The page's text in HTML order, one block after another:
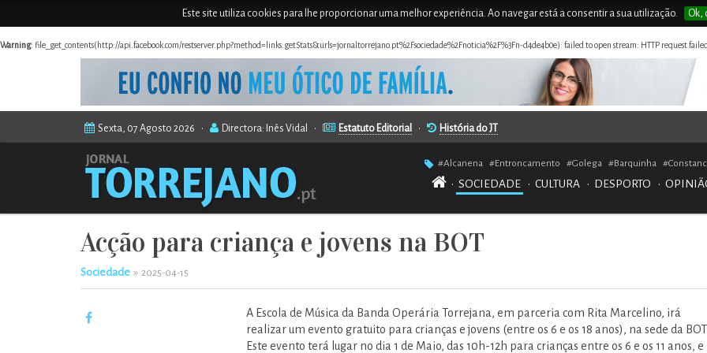
Este site utiliza cookies para lhe proporcionar uma melhor experiência. Ao navegar está a consentir a sua utilização. Ok,
Warning: file_get_contents(http://api.facebook.com/restserver.php?method=links.getStats&urls=jornaltorrejano.pt%2Fsociedade%2Fnoticia%2F%3Fn-d4de4b0e): failed to open stream: HTTP request
Sexta, 07 Agosto 2026 • Directora: Inês Vidal • Estatuto Editorial • História do JT
#Alcanena #Entroncamento #Golega #Barquinha
• SOCIEDADE • CULTURA • DESPORTO •
Acção para criança e jovens na BOT
Sociedade » 2025-04-15
A Escola de Música da Banda Operária Torrejana, em parceria com Rita Marcelino, irá
realizar um evento gratuito para crianças e jovens (entre os 6 e os 18 anos), na sede da
Este evento terá lugar no dia 1 de Maio, das 10h-12h para crianças entre os 6 e os 11 anos, e